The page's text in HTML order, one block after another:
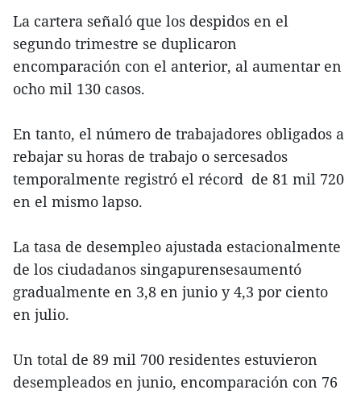
La cartera señaló que los despidos en el
segundo trimestre se duplicaron
encomparación con el anterior, al aumentar en
ocho mil 130 casos.
En tanto, el número de trabajadores obligados a
rebajar su horas de trabajo o sercesados
temporalmente registró el récord de 81 mil 720
en el mismo lapso.
La tasa de desempleo ajustada estacionalmente
de los ciudadanos singapurensesaumentó
gradualmente en 3,8 en junio y 4,3 por ciento
en julio.
Un total de 89 mil 700 residentes estuvieron
desempleados en junio, encomparación con 76